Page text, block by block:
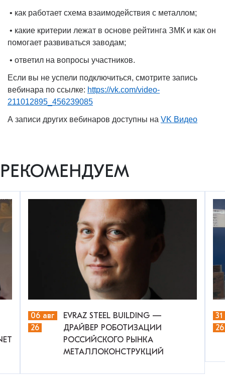
• как работает схема взаимодействия с металлом;
• какие критерии лежат в основе рейтинга ЗМК и как он
помогает развиваться заводам;
• ответил на вопросы участников.
Если вы не успели подключиться, смотрите запись
вебинара по ссылке: https://vk.com/video-
211012895_456239085
А записи других вебинаров доступны на VK Видео
РЕКОМЕНДУЕМ
06 авг
26
EVRAZ STEEL BUILDING —
ДРАЙВЕР РОБОТИЗАЦИИ
РОССИЙСКОГО РЫНКА
МЕТАЛЛОКОНСТРУКЦИЙ
26